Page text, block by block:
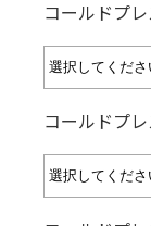
コールドプ
コールドプ